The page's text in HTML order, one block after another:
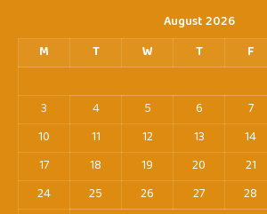
August 2026
M
T W T F
3
4 5 6 7
10
11 12 13 14
17
18 19 20 21
24
25 26 27 28